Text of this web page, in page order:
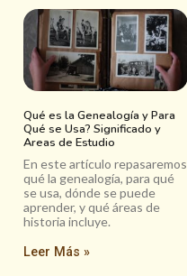
Qué es la Genealogía y Para
Qué se Usa? Significado y
Areas de Estudio
En este artículo repasaremos
qué la genealogía, para qué
se usa, dónde se puede
aprender, y qué áreas de
historia incluye.
Leer Más »